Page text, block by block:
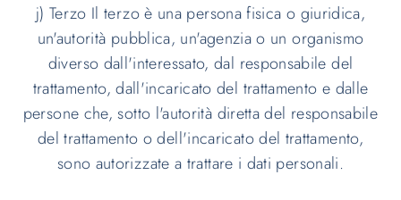
j) Terzo Il terzo è una persona fisica o giuridica,
un'autorità pubblica, un'agenzia o un organismo
diverso dall'interessato, dal responsabile del
trattamento, dall'incaricato del trattamento e dalle
persone che, sotto l'autorità diretta del responsabile
del trattamento o dell'incaricato del trattamento,
sono autorizzate a trattare i dati personali.